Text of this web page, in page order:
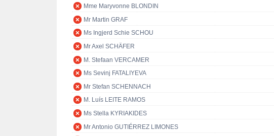
Mme Maryvonne BLONDIN
Mr Martin GRAF
Ms Ingjerd Schie SCHOU
Mr Axel SCHÄFER
M. Stefaan VERCAMER
Ms Sevinj FATALIYEVA
Mr Stefan SCHENNACH
M. Luís LEITE RAMOS
Ms Stella KYRIAKIDES
Mr Antonio GUTIÉRREZ LIMONES